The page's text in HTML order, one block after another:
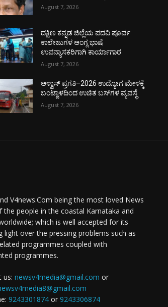
August 7, 2026
ದಕ್ಷಿಣ ಕನ್ನಡ ಜಿಲ್ಲೆಯ ಪದವಿ ಪೂರ್ವ
ಕಾಲೇಜುಗಳ ಆಂಗ್ಲ ಭಾಷೆ
ಉಪನ್ಯಾಸಕರಿಗಾಗಿ ಕಾರ್ಯಾಗಾರ
August 7, 2026
ಆಳ್ವಾಸ್ ಪ್ರಗತಿ–2026 ಉದ್ಯೋಗ ಮೇಳಕ್ಕೆ
ಬಂಟ್ವಾಳದಿಂದ ಉಚಿತ ಬಸ್‌ಗಳ ವ್ಯವಸ್ಥೆ
August 7, 2026
V4news.Com being the most loved News
the people in the coastal Karnataka and
which is well accepted for its
light over the pressing problems such as
programmes coupled with
programmes.
us: newsv4media@gmail.com or
9243301874 or 9243306874